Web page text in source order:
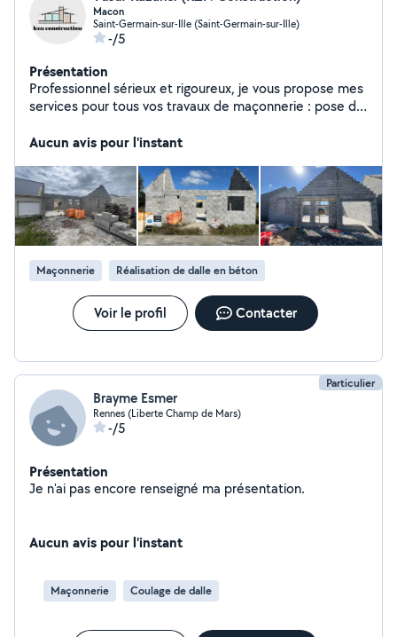
Macon
Saint-Germain-sur-Ille (Saint-Germain-sur-Ille)
-/5
Présentation
Professionnel sérieux et rigoureux, je vous propose mes
services pour tous vos travaux de maçonnerie : pose de
porteurs, extensions, etc. Travail propre et soigné
Tarifs justes et transparents Je m'adapte à vos besoins
et je vous accompagne du début à la fin du chantier
pour un résultat solide et durable. N'hésitez pas à me
contacter pour échanger sur votre projet, je suis
disponible rapidement.
Aucun avis pour l'instant
Maçonnerie Réalisation de dalle en béton
Voir le profil Contacter
Particulier
Brayme Esmer
Rennes (Liberte Champ de Mars)
-/5
Présentation
Je n'ai pas encore renseigné ma présentation.
Aucun avis pour l'instant
Maçonnerie Coulage de dalle